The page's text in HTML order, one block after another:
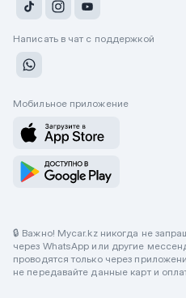
Написать в чат с поддержкой
Мобильное приложение
🔒 Важно! Mycar.kz никогда не
через WhatsApp или другие
проводятся только через
не передавайте данные карт и